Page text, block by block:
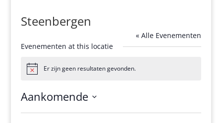
Steenbergen
« Alle Evenementen
Evenementen at this locatie
BerichtEr zijn geen resultaten gevonden.
Aankomende